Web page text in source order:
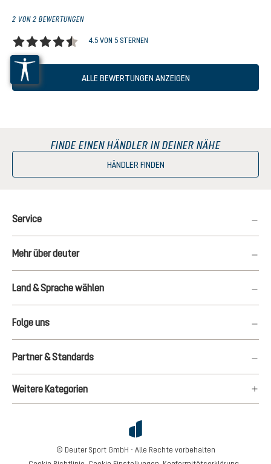
2 VON 2 BEWERTUNGEN
Durchschnittliche Bewertung von 4.5 von 5 Sternen
4.5 VON 5 STERNEN
ALLE BEWERTUNGEN ANZEIGEN
FINDE EINEN HÄNDLER IN DEINER NÄHE
HÄNDLER FINDEN
Service
Mehr über deuter
Land & Sprache wählen
Folge uns
Partner & Standards
Weitere Kategorien
© Deuter Sport GmbH - Alle Rechte vorbehalten